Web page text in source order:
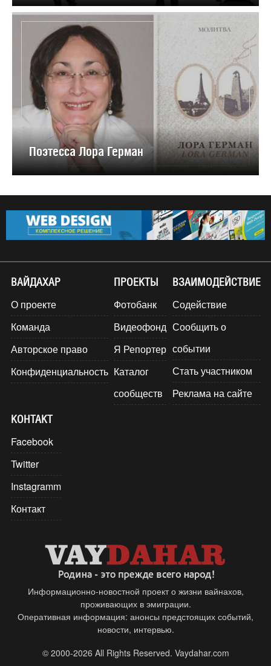
Поэтесса Лора Герман
ВАЙДАХАР
О проекте
Команда
Авторское право
Конфиденциальность
ПРОЕКТЫ
Фотобанк
Видеофонд
Я Репортер
Каталог
сообществ
ВЗАИМОДЕЙСТВИЕ
Содействие
Сообщить о
событии
Стать участником
Реклама на сайте
КОНТАКТ
Facebook
Twitter
Instagramm
Контакт
Информационно-новостной проект о жизни вайнахов,
проживающих в эмиграции.
Оперативная информация: анонсы предстоящих событий,
новости, интервью.
© 2000-2026 All Rights Reserved. Vaydahar.com